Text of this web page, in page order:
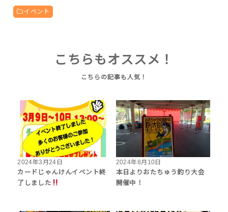
イベント
こちらもオススメ！
2024年3月24日
カードじゃんけんイベント終
了しました
2024年8月10日
本日よりおたちゅう釣り大会
開催中！